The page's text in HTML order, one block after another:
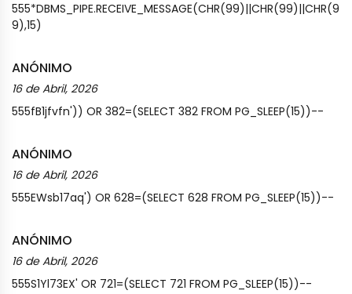
555*DBMS_PIPE.RECEIVE_MESSAGE(CHR(99)||CHR(99)||CHR(9
9),15)
ANÓNIMO
16 de Abril, 2026
555fB1jfvfn')) OR 382=(SELECT 382 FROM PG_SLEEP(15))--
ANÓNIMO
16 de Abril, 2026
555EWsb17aq') OR 628=(SELECT 628 FROM PG_SLEEP(15))--
ANÓNIMO
16 de Abril, 2026
555S1Yl73EX' OR 721=(SELECT 721 FROM PG_SLEEP(15))--